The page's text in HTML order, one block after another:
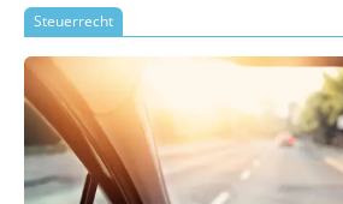
Mitarbeitenden abhängt.
Steuerrecht